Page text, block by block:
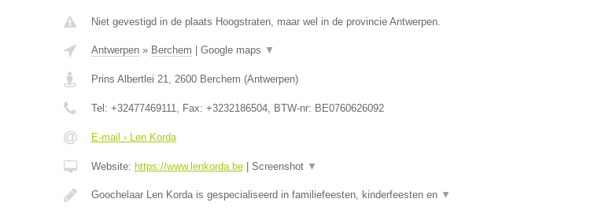
Niet gevestigd in de plaats Hoogstraten, maar wel in de provincie Antwerpen.
Antwerpen» Berchem Google maps ▼
Prins Albertlei 21, 2600 Berchem (Antwerpen)
Tel: +32477469111, Fax: +3232186504, BTW-nr: BE0760626092
E-mail › Len Korda
Website: https://www.lenkorda.be| Screenshot ▼
Goochelaar Len Korda is gespecialiseerd in familiefeesten, kinderfeesten en ▼